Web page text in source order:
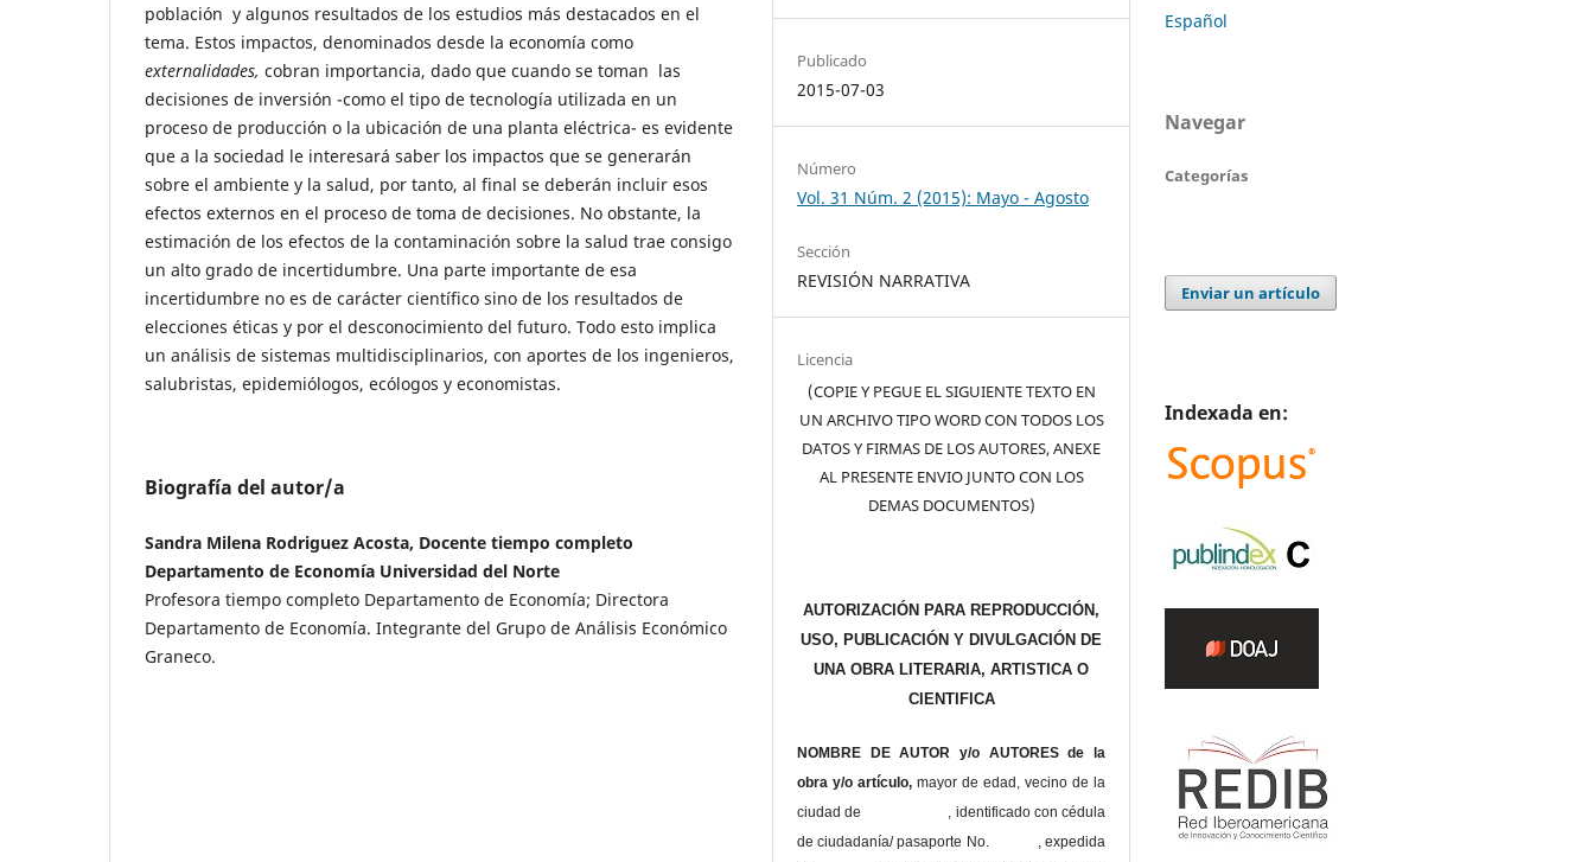
población y algunos resultados de los estudios más destacados en el
tema. Estos impactos, denominados desde la economía como
externalidades, cobran importancia, dado que cuando se toman las
decisiones de inversión -como el tipo de tecnología utilizada en un
proceso de producción o la ubicación de una planta eléctrica- es evidente
que a la sociedad le interesará saber los impactos que se generarán
sobre el ambiente y la salud, por tanto, al final se deberán incluir esos
efectos externos en el proceso de toma de decisiones. No obstante, la
estimación de los efectos de la contaminación sobre la salud trae consigo
un alto grado de incertidumbre. Una parte importante de esa
incertidumbre no es de carácter científico sino de los resultados de
elecciones éticas y por el desconocimiento del futuro. Todo esto implica
un análisis de sistemas multidisciplinarios, con aportes de los ingenieros,
salubristas, epidemiólogos, ecólogos y economistas.
Biografía del autor/a
Sandra Milena Rodriguez Acosta, Docente tiempo completo
Departamento de Economía Universidad del Norte
Profesora tiempo completo Departamento de Economía; Directora
Departamento de Economía. Integrante del Grupo de Análisis Económico
Graneco.
Publicado
2015-07-03
Número
Vol. 31 Núm. 2 (2015): Mayo - Agosto
Sección
REVISIÓN NARRATIVA
Licencia
(COPIE Y PEGUE EL SIGUIENTE TEXTO EN
UN ARCHIVO TIPO WORD CON TODOS LOS
DATOS Y FIRMAS DE LOS AUTORES, ANEXE
AL PRESENTE ENVIO JUNTO CON LOS
DEMAS DOCUMENTOS)
AUTORIZACIÓN PARA REPRODUCCIÓN,
USO, PUBLICACIÓN Y DIVULGACIÓN DE
UNA OBRA LITERARIA, ARTISTICA O
CIENTIFICA
NOMBRE DE AUTOR y/o AUTORES de la
obra y/o artículo,mayor de edad, vecino de la
ciudad de , identificado con cédula
de ciudadanía/ pasaporte No. , expedida
Español
Navegar
Categorías
Enviar un artículo
Indexada en: